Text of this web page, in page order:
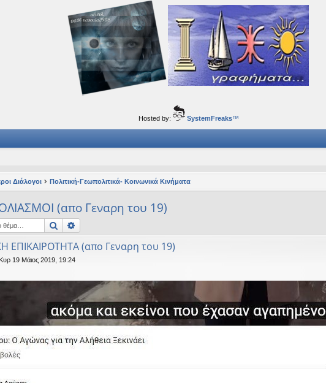
και όμορφα ταξίδια του νού...
Hosted by: SystemFreaks™
Διάλογοι Πολιτική-Γεωπολιτικά- Κοινωνικά Κινήματα
(απο Γεναρη του 19)
Αναζήτηση
ΕΠΙΚΑΙΡΟΤΗΤΑ (απο Γεναρη του 19)
Κυρ 19 Μάιος 2019, 19:24